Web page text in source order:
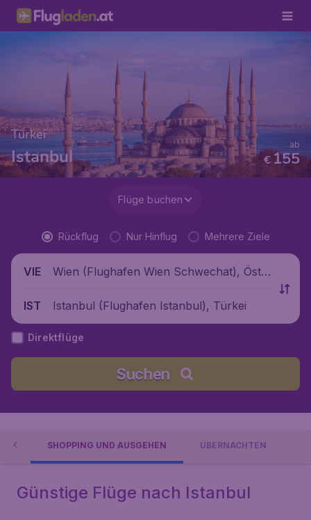
Türkei
Istanbul €155
ab
Flüge buchen
Rückflug Nur Hinflug Mehrere Ziele
VIE
Wien (Flughafen Wien Schwechat), Öste
IST
Istanbul (Flughafen Istanbul), Türkei
Direktflüge
Suchen
SHOPPING UND AUSGEHEN ÜBERNACHTEN
Günstige Flüge nach Istanbul